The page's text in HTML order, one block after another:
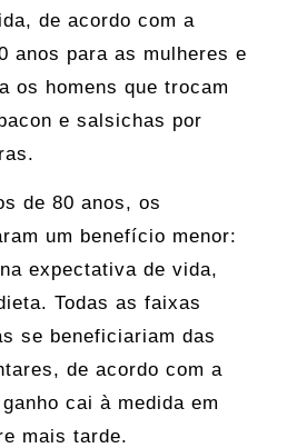
de acordo com a
anos para as mulheres e
os homens que trocam
e salsichas por
de 80 anos, os
um benefício menor:
expectativa de vida,
Todas as faixas
se beneficiariam das
de acordo com a
cai à medida em
mais tarde.